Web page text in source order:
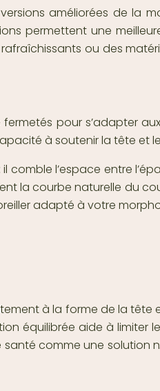
améliorées de la
permettent une
ou des
pour s’adapter
à soutenir la tête et
l’espace entre
la courbe naturelle du
adapté à votre
à la forme de la
équilibrée aide à limiter
comme une